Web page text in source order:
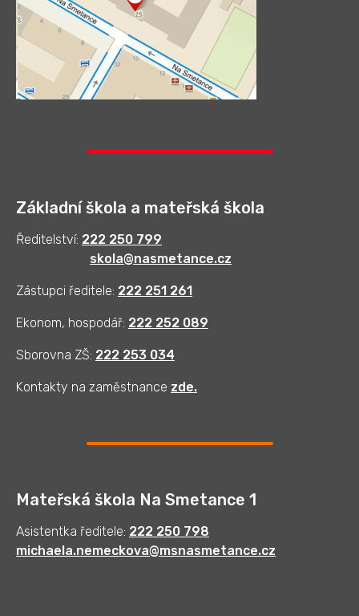
Základní škola a mateřská škola
Ředitelství: 222 250 799
skola@nasmetance.cz
Zástupci ředitele: 222 251 261
Ekonom, hospodář: 222 252 089
Sborovna ZŠ: 222 253 034
Kontakty na zaměstnance zde.
Mateřská škola Na Smetance 1
Asistentka ředitele: 222 250 798
michaela.nemeckova@msnasmetance.cz